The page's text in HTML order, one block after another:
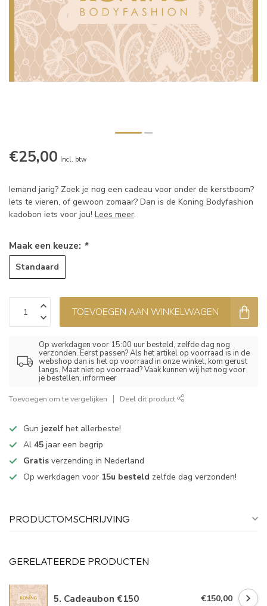
€25,00 Incl. btw
Iemand jarig? Zoek je nog een cadeau voor onder de kerstboom?
Iets te vieren, of gewoon zomaar? Dan is de Koning Bodyfashion
kadobon iets voor jou! Lees meer.
Maak een keuze: *
Standaard
TOEVOEGEN AAN WINKELWAGEN
Op werkdagen voor 15:00 uur besteld, zelfde dag nog
verzonden. Eerst passen? Als het artikel op voorraad is in de
webshop dan is het op voorraad in onze winkel, kom gerust
langs. Maat niet op voorraad? Vaak kunnen wij het nog voor
je bestellen, informeer
Toevoegen om te vergelijken Deel dit product
Gun jezelf het allerbeste!
Al 45 jaar een begrip
Gratis verzending in Nederland
Op werkdagen voor 15u besteld zelfde dag verzonden!
PRODUCTOMSCHRIJVING
GERELATEERDE PRODUCTEN
5. Cadeaubon €150 €150,00